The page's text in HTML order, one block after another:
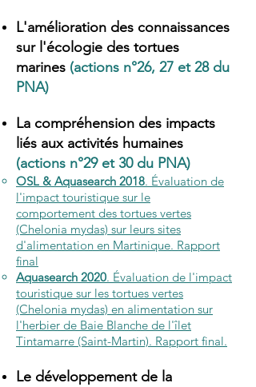
L'amélioration des connaissances
sur l'écologie des tortues
marines (actions n°26, 27 et 28 du
PNA)
La compréhension des impacts
liés aux activités humaines
(actions n°29 et 30 du PNA)
OSL & Aquasearch 2018. Évaluation de
l'impact touristique sur le
comportement des tortues vertes
(Chelonia mydas) sur leurs sites
d'alimentation en Martinique. Rapport
final
Aquasearch 2020. Évaluation de l'impact
touristique sur les tortues vertes
(Chelonia mydas) en alimentation sur
l'herbier de Baie Blanche de l'îlet
Tintamarre (Saint-Martin). Rapport final.
Le développement de la